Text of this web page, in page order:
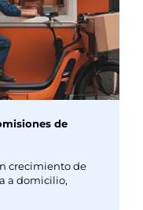
de
crecimiento de
a domicilio,